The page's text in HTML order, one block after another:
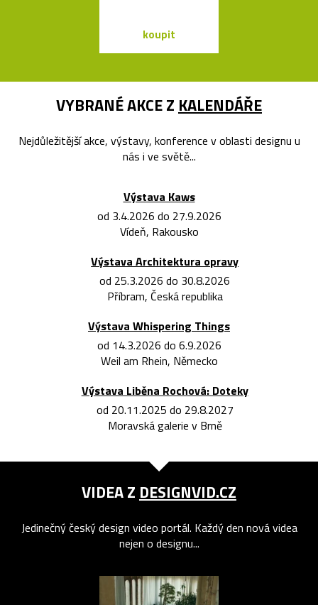
koupit
VYBRANÉ AKCE Z KALENDÁŘE
Nejdůležitější akce, výstavy, konference v oblasti designu u
nás i ve světě...
Výstava Kaws
od 3.4.2026 do 27.9.2026
Vídeň, Rakousko
Výstava Architektura opravy
od 25.3.2026 do 30.8.2026
Příbram, Česká republika
Výstava Whispering Things
od 14.3.2026 do 6.9.2026
Weil am Rhein, Německo
Výstava Liběna Rochová: Doteky
od 20.11.2025 do 29.8.2027
Moravská galerie v Brně
VIDEA Z DESIGNVID.CZ
Jedinečný český design video portál. Každý den nová videa
nejen o designu...